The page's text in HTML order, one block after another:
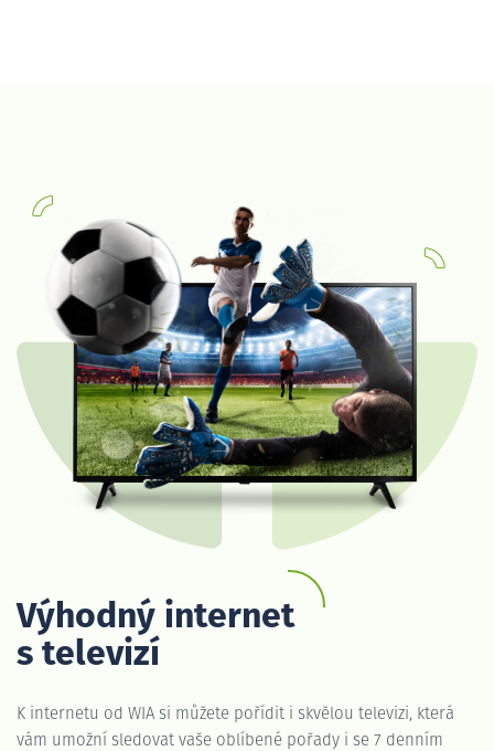
Výhodný internet
s televizí
K internetu od WIA si můžete pořídit i skvělou televizi, která
vám umožní sledovat vaše oblíbené pořady i se 7 denním